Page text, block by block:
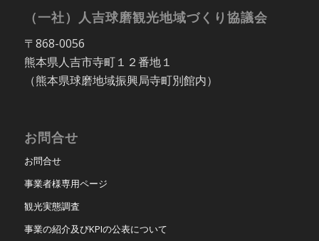
（一社）人吉球磨観光地域づくり協議会
〒868-0056
熊本県人吉市寺町１２番地１
（熊本県球磨地域振興局寺町別館内）
お問合せ
お問合せ
事業者様専用ページ
観光実態調査
事業の紹介及びKPIの公表について